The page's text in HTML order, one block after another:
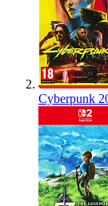
Cyberpunk